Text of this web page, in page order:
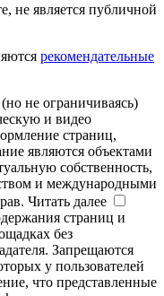
не является публичной
рекомендательные
не ограничиваясь)
и видео
страниц,
являются объектами
собственность,
и международными
Читать далее
страниц и
без
Запрещаются
у пользователей
что представленные